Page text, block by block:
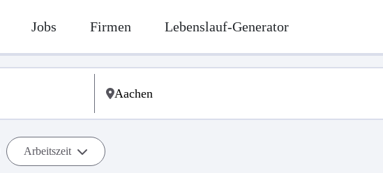
Jobs Firmen Lebenslauf-Generator
Arbeitszeit